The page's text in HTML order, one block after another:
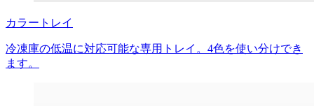
カラートレイ
冷凍庫の低温に対応可能な専用トレイ。4色を使い分けでき
ます。